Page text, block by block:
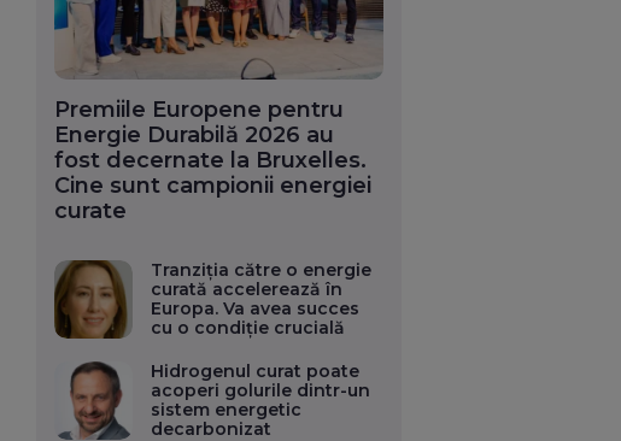
Premiile Europene pentru
Energie Durabilă 2026 au
fost decernate la Bruxelles.
Cine sunt campionii energiei
curate
Tranziția către o energie
curată accelerează în
Europa. Va avea succes
cu o condiție crucială
Hidrogenul curat poate
acoperi golurile dintr-un
sistem energetic
decarbonizat